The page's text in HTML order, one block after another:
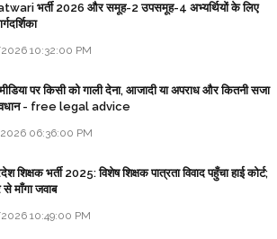
भर्ती 2026 और समूह-2 उपसमूह-4 अभ्यर्थियों के लिए
10:32:00 PM
पर किसी को गाली देना, आजादी या अपराध और कितनी सजा
- free legal advice
06:36:00 PM
शिक्षक भर्ती 2025: विशेष शिक्षक पात्रता विवाद पहुँचा हाई कोर्ट;
माँगा जवाब
10:49:00 PM